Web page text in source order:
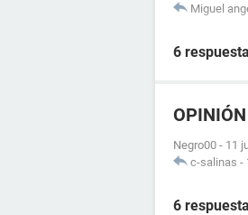
Miguel
6
Negro00 - 11
c-salinas -
6